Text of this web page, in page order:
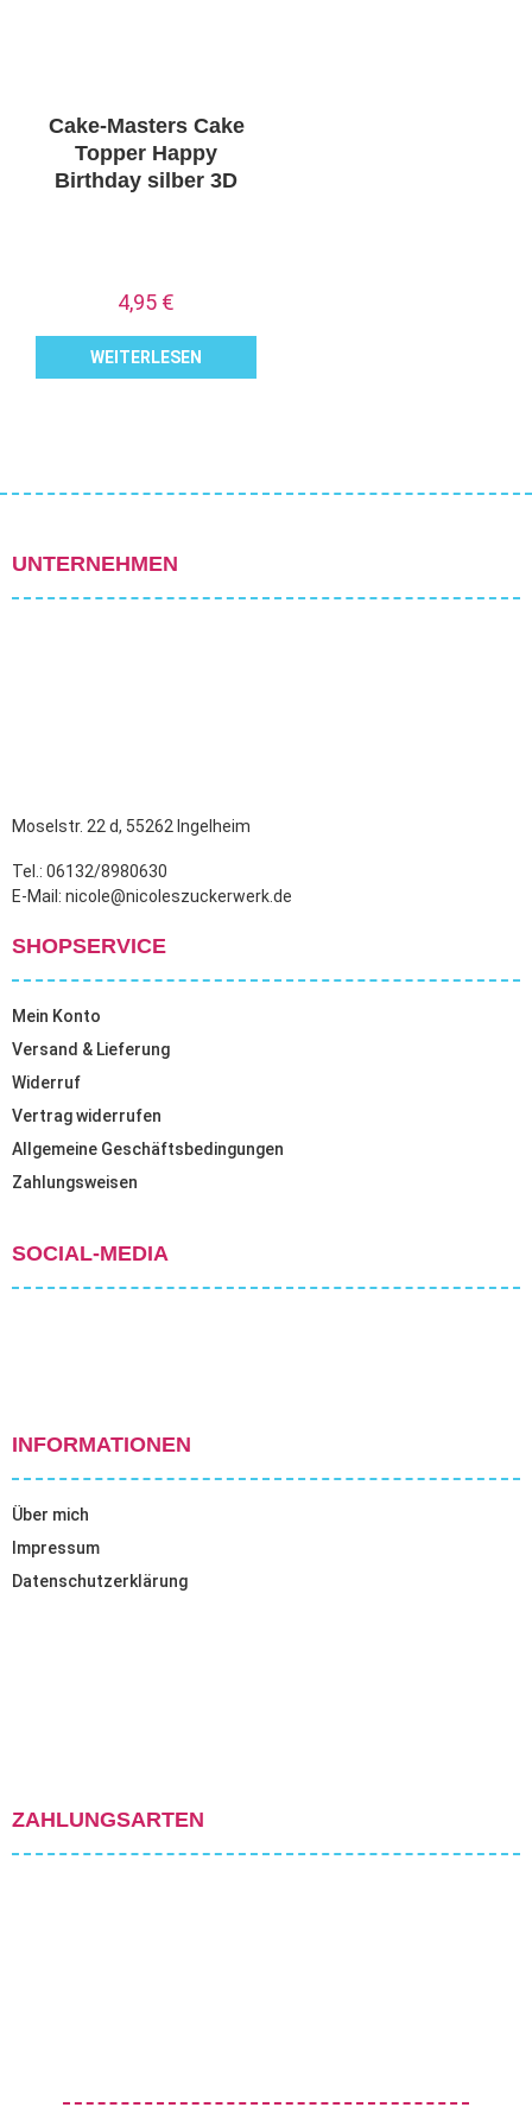
Cake-Masters Cake
Topper Happy
Birthday silber 3D
4,95 €
WEITERLESEN
UNTERNEHMEN
Moselstr. 22 d, 55262 Ingelheim
Tel.: 06132/8980630
E-Mail: nicole@nicoleszuckerwerk.de
SHOPSERVICE
Mein Konto
Versand & Lieferung
Widerruf
Vertrag widerrufen
Allgemeine Geschäftsbedingungen
Zahlungsweisen
SOCIAL-MEDIA
INFORMATIONEN
Über mich
Impressum
Datenschutzerklärung
ZAHLUNGSARTEN